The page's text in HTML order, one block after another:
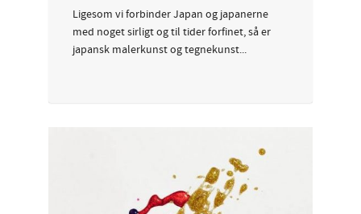
Ligesom vi forbinder Japan og japanerne
med noget sirligt og til tider forfinet, så er
japansk malerkunst og tegnekunst...